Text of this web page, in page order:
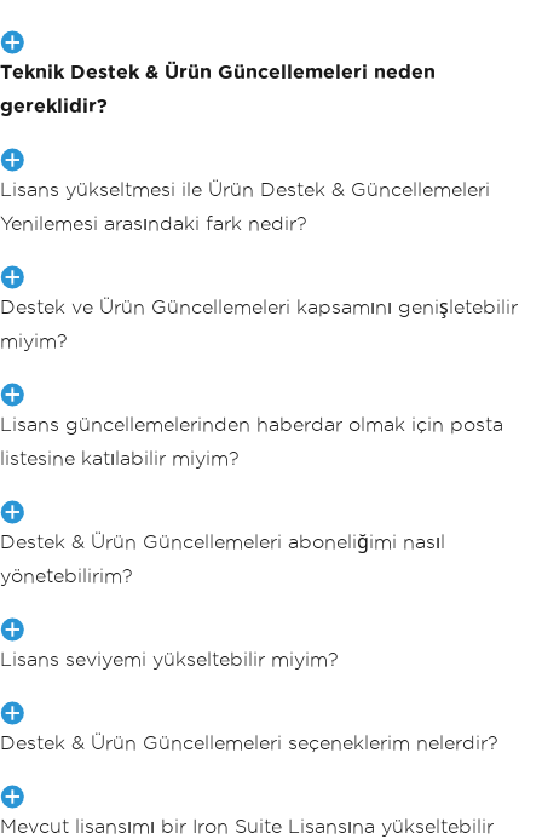
Teknik Destek & Ürün Güncellemeleri neden
gereklidir?
Lisans yükseltmesi ile Ürün Destek & Güncellemeleri
Yenilemesi arasındaki fark nedir?
Destek ve Ürün Güncellemeleri kapsamını genişletebilir
miyim?
Lisans güncellemelerinden haberdar olmak için posta
listesine katılabilir miyim?
Destek & Ürün Güncellemeleri aboneliğimi nasıl
yönetebilirim?
Lisans seviyemi yükseltebilir miyim?
Destek & Ürün Güncellemeleri seçeneklerim nelerdir?
Mevcut lisansımı bir Iron Suite Lisansına yükseltebilir